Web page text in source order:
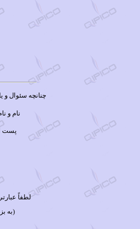
چنانچه سئوال و
نام و
پست
لطفاً
(به